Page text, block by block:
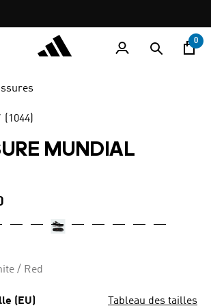
promotion
rotation
0
(1044)
MUNDIAL
/ Red
(EU) Tableau des tailles